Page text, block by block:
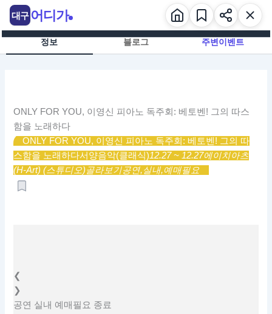
츠
정보 블로그 주변이벤트
ONLY FOR YOU, 이영신 피아노 독주회: 베토벤! 그의 따스
함을 노래하다
ONLY FOR YOU, 이영신 피아노 독주회: 베토벤! 그의 따
스함을 노래하다서양음악(클래식)12.27 ~ 12.27에이치아츠
(H-Art) (스튜디오)골라보기공연,실내,예매필요
❮
❯
공연 실내 예매필요 종료
대구 어디가